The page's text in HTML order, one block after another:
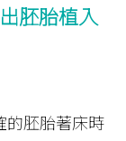
胚胎植入
的胚胎著床時